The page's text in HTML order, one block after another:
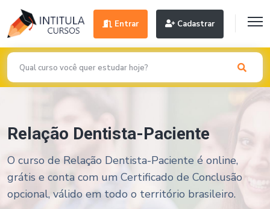
Entrar Cadastrar
Relação Dentista-Paciente
O curso de Relação Dentista-Paciente é online,
grátis e conta com um Certificado de Conclusão
opcional, válido em todo o território brasileiro.